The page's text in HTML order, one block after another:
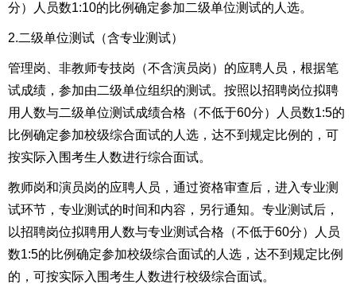
分）人员数1:10的比例确定参加二级单位测试的人选。
2.二级单位测试（含专业测试）
管理岗、非教师专技岗（不含演员岗）的应聘人员，根据笔
试成绩，参加由二级单位组织的测试。按照以招聘岗位拟聘
用人数与二级单位测试成绩合格（不低于60分）人员数1:5的
比例确定参加校级综合面试的人选，达不到规定比例的，可
按实际入围考生人数进行综合面试。
教师岗和演员岗的应聘人员，通过资格审查后，进入专业测
试环节，专业测试的时间和内容，另行通知。专业测试后，
以招聘岗位拟聘用人数与专业测试合格（不低于60分）人员
数1:5的比例确定参加校级综合面试的人选，达不到规定比例
的，可按实际入围考生人数进行校级综合面试。